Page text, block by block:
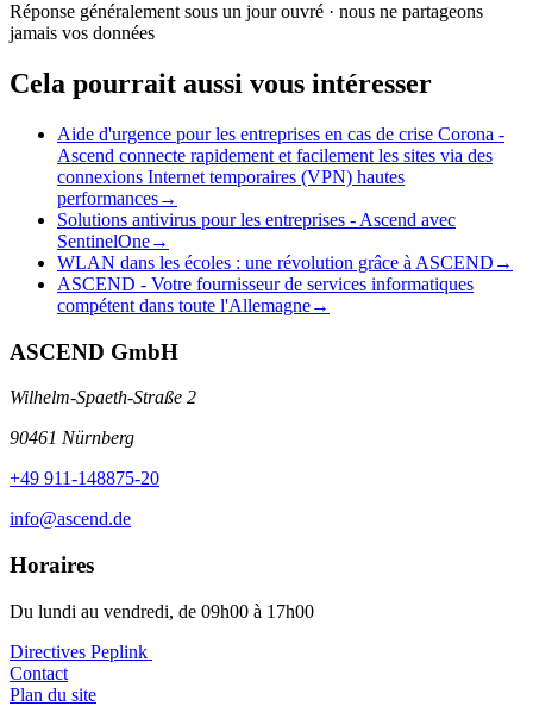
Réponse généralement sous un jour ouvré · nous ne partageons
jamais vos données
Cela pourrait aussi vous intéresser
Aide d'urgence pour les entreprises en cas de crise Corona -
Ascend connecte rapidement et facilement les sites via des
connexions Internet temporaires (VPN) hautes
performances→
Solutions antivirus pour les entreprises - Ascend avec
SentinelOne→
WLAN dans les écoles : une révolution grâce à ASCEND →
ASCEND - Votre fournisseur de services informatiques
compétent dans toute l'Allemagne→
ASCEND GmbH
Wilhelm-Spaeth-Straße 2
90461 Nürnberg
+49 911-148875-20
info@ascend.de
Horaires
Du lundi au vendredi, de 09h00 à 17h00
Directives Peplink ️
Contact
Plan du site